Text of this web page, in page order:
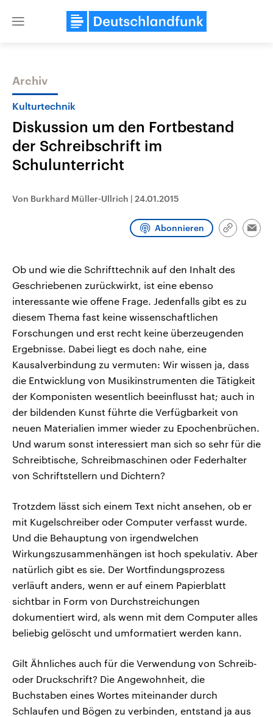
Close
Themen
Bundesland von einer Koalition aus
CDU, SPD und FDP regiert.-
Umfragen, Prognosen,
Wahlprogramme, aktuelle Berichte
und Hintergründe zu den Parteien
und Kandidaten der anstehenden
Wahl.
Aktuelle Beiträge,
Hintergründe
mit großem Einfluss auf
aktuelle Weltgeschehen.
Audio-Archiv
Archiv
Kulturtechnik
Diskussion um den Fortbestand
der Schreibschrift im
Schulunterricht
Von Burkhard Müller-Ullrich | 24.01.2015
Abonnieren
Link
Ob und wie die Schrifttechnik auf den Inhalt des
Geschriebenen zurückwirkt, ist eine ebenso
interessante wie offene Frage. Jedenfalls gibt es zu
diesem Thema fast keine wissenschaftlichen
Forschungen und erst recht keine überzeugenden
Ergebnisse. Dabei liegt es doch nahe, eine
Kausalverbindung zu vermuten: Wir wissen ja, dass
die Entwicklung von Musikinstrumenten die Tätigkeit
der Komponisten wesentlich beeinflusst hat; auch in
der bildenden Kunst führte die Verfügbarkeit von
neuen Materialien immer wieder zu Epochenbrüchen.
Und warum sonst interessiert man sich so sehr für die
Schreibtische, Schreibmaschinen oder Federhalter
von Schriftstellern und Dichtern?
Trotzdem lässt sich einem Text nicht ansehen, ob er
mit Kugelschreiber oder Computer verfasst wurde.
Und die Behauptung von irgendwelchen
Wirkungszusammenhängen ist hoch spekulativ. Aber
natürlich gibt es sie. Der Wortfindungsprozess
verläuft anders, wenn er auf einem Papierblatt
sichtbar in Form von Durchstreichungen
dokumentiert wird, als wenn mit dem Computer alles
beliebig gelöscht und umformatiert werden kann.
Gilt Ähnliches auch für die Verwendung von Schreib-
oder Druckschrift? Die Angewohnheit, die
Buchstaben eines Wortes miteinander durch
Schlaufen und Bögen zu verbinden, entstand ja aus